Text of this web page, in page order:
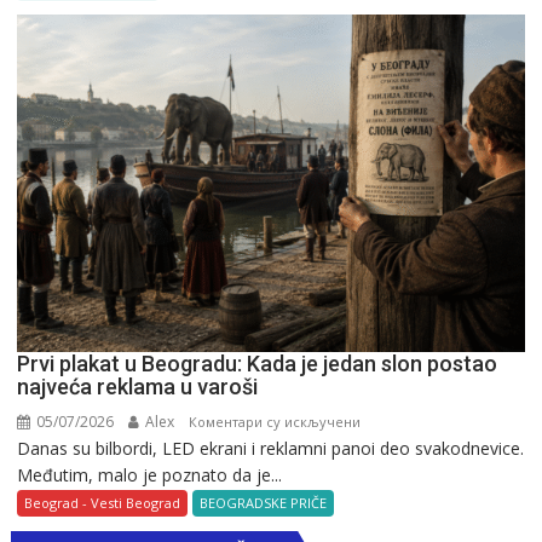
Beogradu
Prvi plakat u Beogradu: Kada je jedan slon postao
najveća reklama u varoši
05/07/2026 Alex Коментари су искључени
Prvi
Danas su bilbordi, LED ekrani i reklamni panoi deo svakodnevice.
Međutim, malo je poznato da je...
Beograd - Vesti Beograd BEOGRADSKE PRIČE